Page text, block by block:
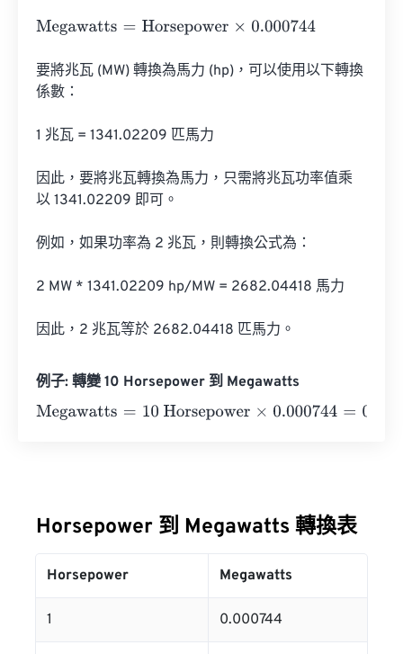
Megawatts=Horsepower×0.000744
要將兆瓦 (MW) 轉換為馬力 (hp)，可以使用以下轉換
係數：
1 兆瓦 = 1341.02209 匹馬力
因此，要將兆瓦轉換為馬力，只需將兆瓦功率值乘
以 1341.02209 即可。
例如，如果功率為 2 兆瓦，則轉換公式為：
2 MW * 1341.02209 hp/MW = 2682.04418 馬力
因此，2 兆瓦等於 2682.04418 匹馬力。
例子: 轉變 10 Horsepower 到 Megawatts
Megawatts=10 Horsepower×0.000744=0.00744
Horsepower 到 Megawatts 轉換表
Horsepower Megawatts
1 0.000744